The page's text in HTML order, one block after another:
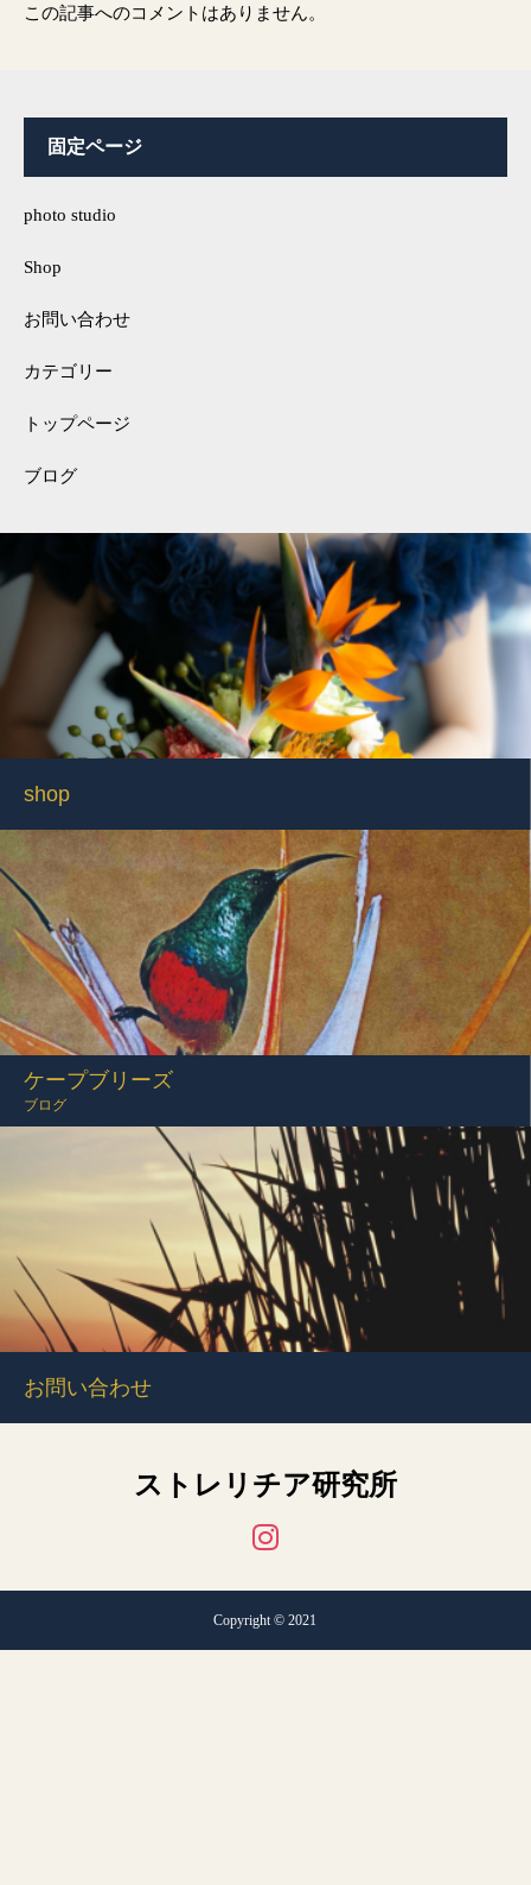
この記事へのコメントはありません。
固定ページ
photo studio
Shop
お問い合わせ
カテゴリー
トップページ
ブログ
shop
ケープブリーズ
ブログ
お問い合わせ
ストレリチア研究所
Copyright © 2021